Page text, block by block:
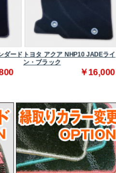
ードトヨタ アクア NHP10 JADEライ
ン・ブラック
￥16,000